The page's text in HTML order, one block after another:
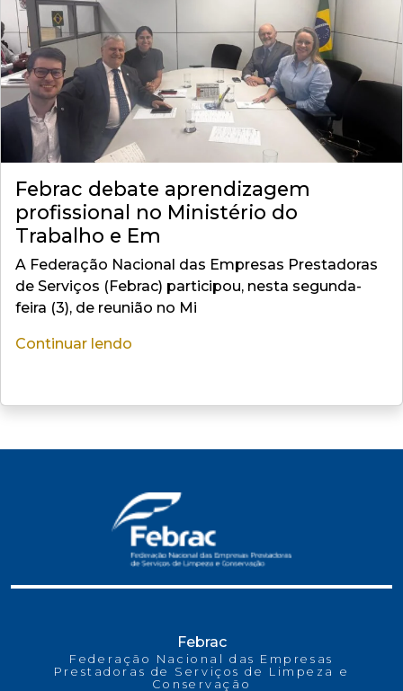
Febrac debate aprendizagem
profissional no Ministério do
Trabalho e Em
A Federação Nacional das Empresas Prestadoras
de Serviços (Febrac) participou, nesta segunda-
feira (3), de reunião no Mi
Continuar lendo
Febrac
Federação Nacional das Empresas
Prestadoras de Serviços de Limpeza e
Conservação